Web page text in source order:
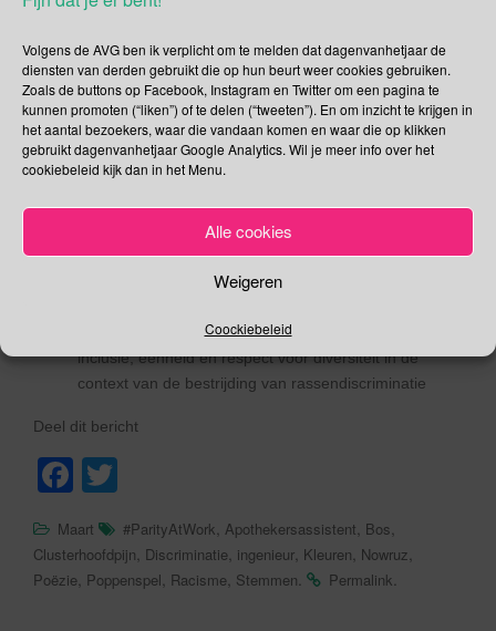
Volgens de AVG ben ik verplicht om te melden dat dagenvanhetjaar de
diensten van derden gebruikt die op hun beurt weer cookies gebruiken.
Zoals de buttons op Facebook, Instagram en Twitter om een pagina te
kunnen promoten (“liken”) of te delen (“tweeten”). En om inzicht te krijgen in
het aantal bezoekers, waar die vandaan komen en waar die op klikken
gebruikt dagenvanhetjaar Google Analytics. Wil je meer info over het
cookiebeleid kijk dan in het Menu.
Alle cookies
Weigeren
Coockiebeleid
Internationale Dag van de Alleenstaande Ouder
welke alleenstaande ouder geef jij een compliment?
Internationale Dag van het Bos thema 2018: “maak
de steden groener, gezonder en vrolijker om in te
leven”
Internationale Kleurendag
belang van kleuren in ons leven
Internationale Dag van het Poppenspel
en figurentheater op de bres voor mensenrechten,
vrijheid, vrede en wederzijds begrip
2018 thema: bevordering van tolerantie,
inclusie, eenheid en respect voor diversiteit in de
context van de bestrijding van rassendiscriminatie
Deel dit bericht
F
c
e
tt
er
Maart #ParityAtWork, Apothekersassistent, Bos,
Clusterhoofdpijn, Discriminatie, ingenieur, Kleuren, Nowruz,
Poëzie, Poppenspel, Racisme, Stemmen. Permalink.